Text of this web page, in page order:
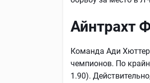
Айнтрахт
Команда Ади
чемпионов. По
1.90).